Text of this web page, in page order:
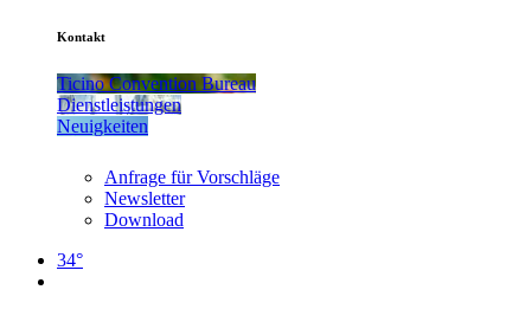
Kontakt
Ticino Convention Bureau
Dienstleistungen
Neuigkeiten
Anfrage für Vorschläge
Newsletter
Download
34°